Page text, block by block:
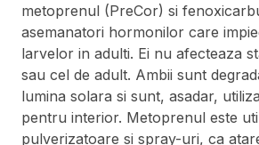
metoprenul (PreCor) si
asemanatori hormonilor care
larvelor in adulti. Ei nu afecteaza
sau cel de adult. Ambii sunt
lumina solara si sunt, asadar,
pentru interior. Metoprenul este
pulverizatoare si spray-uri, ca